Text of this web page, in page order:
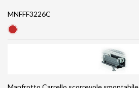
MNFFF3226C